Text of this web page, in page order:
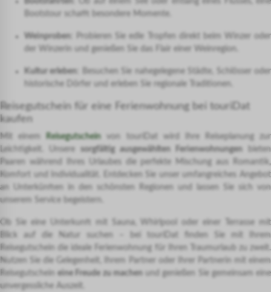
Bootstour schafft besondere Momente.
Weinproben
: Probieren Sie edle Tropfen direkt beim Winzer oder
der Winzerin und genießen Sie das Flair einer Weinregion.
Kultur erleben
: Besuchen Sie nahegelegene Städte, Schlösser oder
historische Dörfer und erleben Sie regionale Traditionen.
Reisegutschein für eine Ferienwohnung bei touriDat
kaufen
Mit einem Reisegutschein
von touriDat wird Ihre Reiseplanung zur
Leichtigkeit. Unsere
sorgfältig ausgewählten Ferienwohnungen
bieten
Paaren während Ihres Urlaubes die perfekte Mischung aus Romantik,
Komfort und Individualität. Entdecken Sie unser umfangreiches Angebot
an Unterkünften in den schönsten Regionen und lassen Sie sich von
unserem Service begeistern.
Ob Sie eine Unterkunft mit Sauna, Whirlpool oder einer Terrasse mit
Blick auf die Natur suchen – bei touriDat finden Sie mit Ihrem
Reisegutschein die ideale Ferienwohnung für Ihren Traumurlaub zu zweit.
Nutzen Sie die Gelegenheit, Ihrem Partner oder Ihrer Partnerin mit einem
Reisegutschein eine Freude zu machen
und genießen Sie gemeinsam eine
unvergessliche Auszeit.